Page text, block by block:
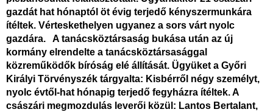
gazdát hat hónaptól öt évig terjedő kényszermunkára
ítéltek. Vérteskethelyen ugyanez a sors várt nyolc
gazdára. A tanácsköztársaság bukása után az új
kormány elrendelte a tanácsköztársasággal
közreműködők bíróság elé állítását. Ügyüket a Győri
Királyi Törvényszék tárgyalta: Kisbérről négy személyt,
nyolc évtől-hat hónapig terjedő fegyházra ítéltek. A
császári megmozdulás leverői közül: Lantos Bertalant,